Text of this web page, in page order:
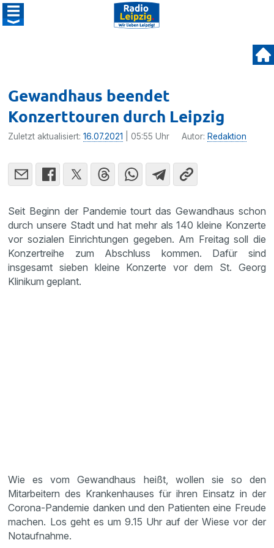
Gewandhaus beendet
Konzerttouren durch Leipzig
Zuletzt aktualisiert:16.07.2021 | 05:55 Uhr Autor: Redaktion
Seit Beginn der Pandemie tourt das Gewandhaus schon
durch unsere Stadt und hat mehr als 140 kleine Konzerte
vor sozialen Einrichtungen gegeben. Am Freitag soll die
Konzertreihe zum Abschluss kommen. Dafür sind
insgesamt sieben kleine Konzerte vor dem St. Georg
Klinikum geplant.
Wie es vom Gewandhaus heißt, wollen sie so den
Mitarbeitern des Krankenhauses für ihren Einsatz in der
Corona-Pandemie danken und den Patienten eine Freude
machen. Los geht es um 9.15 Uhr auf der Wiese vor der
Notaufnahme.